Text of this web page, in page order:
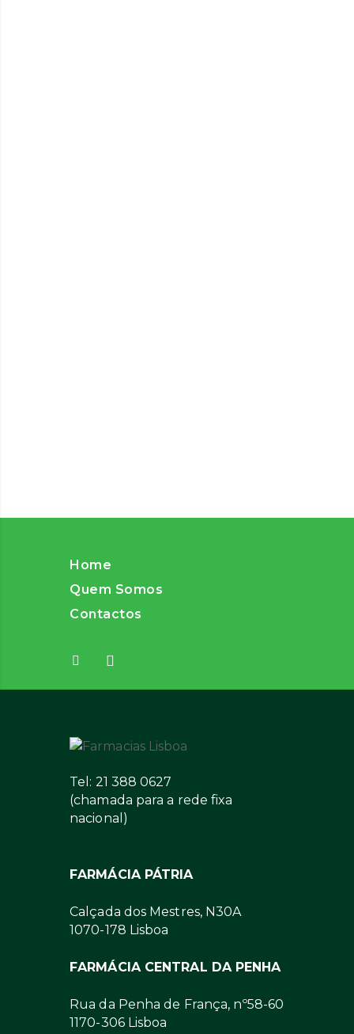
Home
Quem Somos
Contactos
Tel: 21 388 0627
(chamada para a rede fixa
nacional)
FARMÁCIA PÁTRIA
Calçada dos Mestres, N30A
1070-178 Lisboa
FARMÁCIA CENTRAL DA PENHA
Rua da Penha de França, nº58-60
1170-306 Lisboa